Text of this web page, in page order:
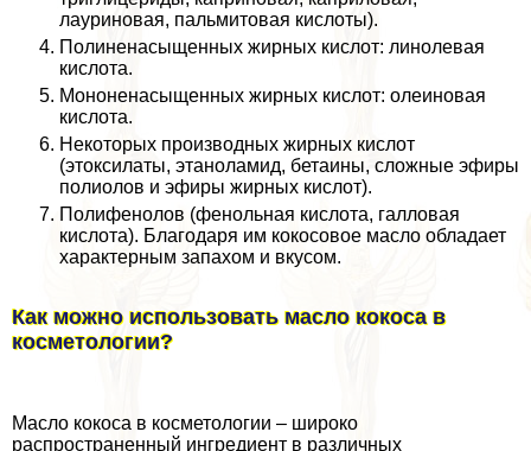
лауриновая, пальмитовая кислоты).
Полиненасыщенных жирных кислот: линолевая
кислота.
Мононенасыщенных жирных кислот: олеиновая
кислота.
Некоторых производных жирных кислот
(этоксилаты, этаноламид, бетаины, сложные эфиры
полиолов и эфиры жирных кислот).
Полифенолов (фенольная кислота, галловая
кислота). Благодаря им кокосовое масло обладает
хаpaктерным запахом и вкусом.
Как можно использовать масло кокоса в
косметологии?
Масло кокоса в косметологии – широко
распространенный ингредиент в различных